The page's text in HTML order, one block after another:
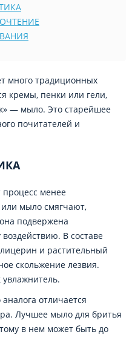
много традиционных
кремы, пенки или гели,
— мыло. Это старейшее
почитателей и
процесс менее
мыло смягчают,
подвержена
В составе
и растительный
скольжение лезвия.
увлажнитель.
отличается
Лучшее мыло для бритья
в нем может быть до